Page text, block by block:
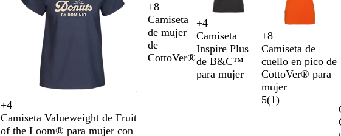
A
z
R
o
A
m
N
a
+4
Camiseta Valueweight de Fruit
of the Loom® para mujer con
A
m
a
r
i
B
l
a
n
c
A
z
u
l
r
N
a
r
a
n
+8
Camiseta
de mujer
de
CottoVer®
G
r
i
s
o
B
l
a
n
c
N
e
g
r
o
G
r
i
s
d
+4
Camiseta
Inspire Plus
de B&C™
para mujer
N
e
g
r
o
C
a
r
b
ó
n
M
o
r
a
d
o
A
z
u
l
m
a
+8
Camiseta de
cuello en pico de
CottoVer® para
mujer
5(1)
l
l